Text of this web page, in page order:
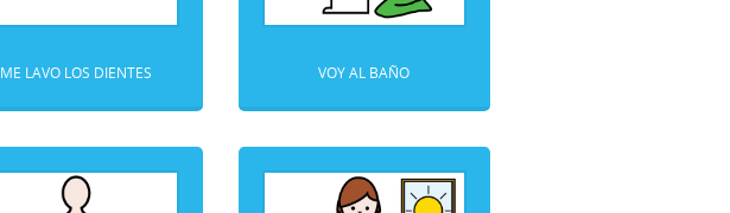
ME LAVO LOS DIENTES VOY AL BAÑO